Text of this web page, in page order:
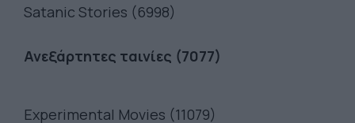
Satanic Stories (6998)
Ανεξάρτητες ταινίες (7077)
Experimental Movies (11079)